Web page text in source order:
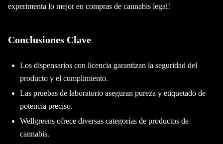
experimenta lo mejor en compras de cannabis legal!
Conclusiones Clave
Los dispensarios con licencia garantizan la seguridad del
producto y el cumplimiento.
Las pruebas de laboratorio aseguran pureza y etiquetado de
potencia preciso.
Wellgreens ofrece diversas categorías de productos de
cannabis.